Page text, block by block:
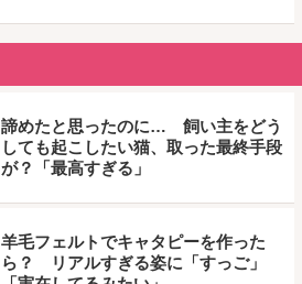
諦めたと思ったのに… 飼い主をどう
しても起こしたい猫、取った最終手段
が？「最高すぎる」
羊毛フェルトでキャタピーを作った
ら？ リアルすぎる姿に「すっご」